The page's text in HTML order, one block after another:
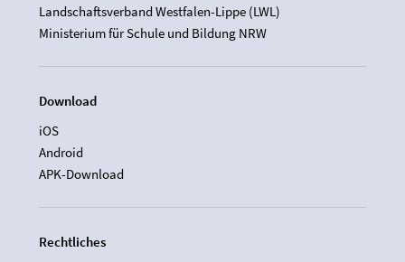
Landschaftsverband Westfalen-Lippe (LWL)
Ministerium für Schule und Bildung NRW
Download
iOS
Android
APK-Download
Rechtliches